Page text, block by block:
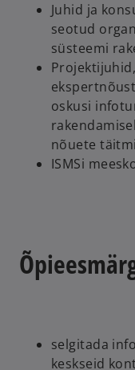
Juhid ja
seotud
süsteemi
oskusi
nõuete
ISMSi
selgitada
keskseid